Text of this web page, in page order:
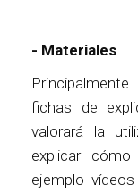
- Materiales
fichas de
valorará la
explicar
ejemplo